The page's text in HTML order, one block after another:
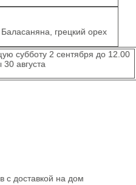
грецкий орех
субботу 2 сентября до 12.00
августа
с доставкой на дом